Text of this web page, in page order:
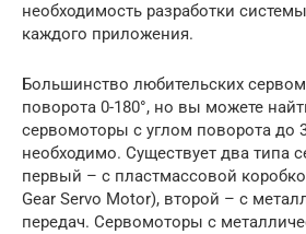
необходимость разработки
каждого приложения.
Большинство любительских
поворота 0-180°, но вы можете
сервомоторы с углом поворота до
необходимо. Существует два типа
первый – с пластмассовой
Gear Servo Motor), второй – с
передач. Сервомоторы с